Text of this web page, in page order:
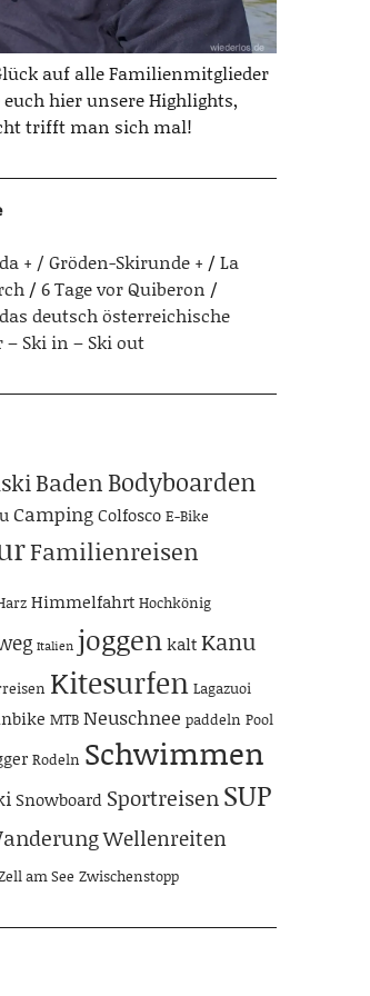
auf alle Familienmitglieder
euch hier unsere Highlights,
trifft man sich mal!
+ / Gröden-Skirunde +
La
6 Tage vor Quiberon
deutsch österreichische
– Ski in – Ski out
Baden Bodyboarden
CampingColfosco E-Bike
Familienreisen
Himmelfahrt Hochkönig
Italien joggenkaltKanu
Kitesurfen Lagazuoi
MTB Neuschnee paddeln Pool
Rodeln Schwimmen
Snowboard SportreisenSUP
Wellenreiten
am See Zwischenstopp